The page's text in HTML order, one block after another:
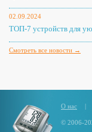
02.09.2024
ТОП-7 устройств для
Смотреть все новости →
О нас |
© 2006-